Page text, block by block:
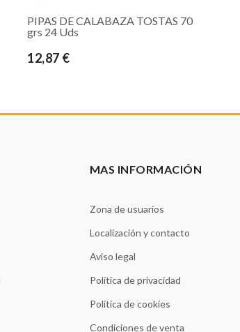
PIPAS DE CALABAZA TOSTAS 70
grs 24 Uds
12,87 €
MAS INFORMACIÓN
Zona de usuarios
Localización y contacto
Aviso legal
Política de privacidad
Política de cookies
Condiciones de venta